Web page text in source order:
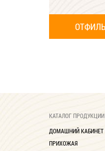
КАТАЛОГ ПРОДУКЦИИ
ДОМАШНИЙ КАБИНЕТ
ПРИХОЖАЯ